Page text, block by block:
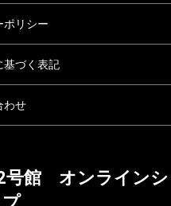
ポリシー
基づく表記
わせ
号館 オンラインシ